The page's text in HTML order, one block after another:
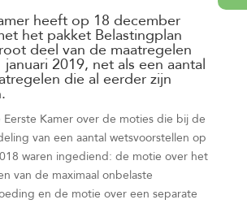
heeft op 18 december
het pakket Belastingplan
deel van de maatregelen
2019, net als een aantal
die al eerder zijn
Kamer over de moties die bij de
van een aantal wetsvoorstellen op
waren ingediend: de motie over het
van de maximaal onbelaste
en de motie over een separate